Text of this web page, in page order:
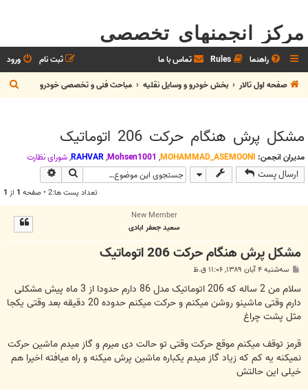
مرکز انجمنهای تخصصی
راهنما Rules تماس با ما ورود
ثبت نام
صفحه اول تالار
بخش خودرو و وسايل نقليه مباحث فنی و تخصصی خودرو
س
مشکل پرش هنگام حرکت 206 اتوماتیک
مدیران انجمن: MOHAMMAD_ASEMOONI
,
Mohsen1001
,
RAHVAR
,شوراي نظارت
ارسال پست جستجو
تعداد پست ها:2 • صفحه 1 از 1
New Member
سعید جعفر ابادی
مشکل پرش هنگام حرکت 206 اتوماتیک
ت
سه‌شنبه ۴ آبان ۱۳۸۹, ۱۱:۰۶ ق.ظ
سلام من 2 ساله که 206 اتوماتیک مدل 86 دارم حدودا از 3 ماه پیش مشکلی
دارم وقتی ماشینو روشن میکنم و حرکت میکنم حدوده 20 دقیقه بعد وقتی یکجا
مثل پشت چراغ
قرمز توقف میکنم موقع حرکت وقتی تو حالت دی میرم و گاز میدم ماشین حرکت
نمیکنه یه کم که زیاد گاز میدم یکباره ماشین پرش میکنه و راه میافته اخیرا هم
خیلی این حالتش